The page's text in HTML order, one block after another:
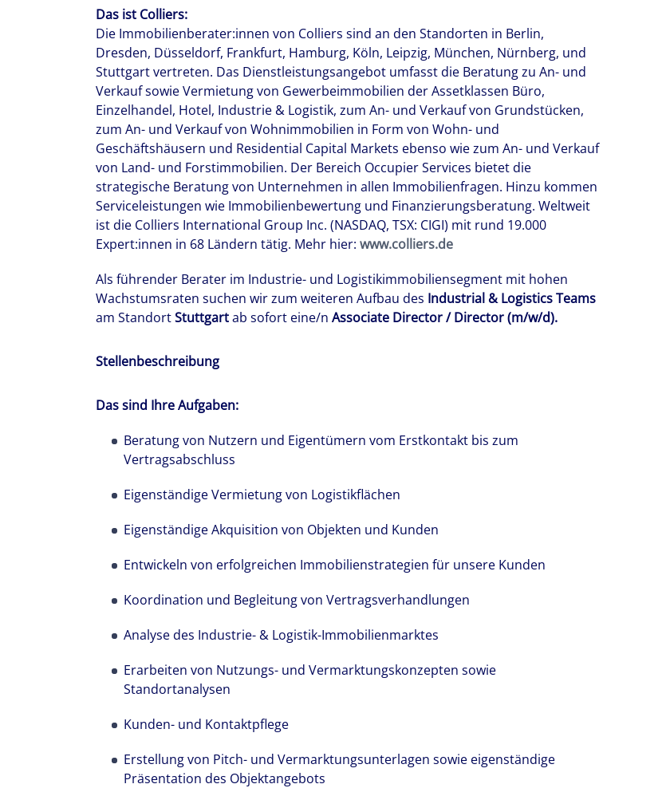
Das ist Colliers:
Die Immobilienberater:innen von Colliers sind an den Standorten in Berlin,
Dresden, Düsseldorf, Frankfurt, Hamburg, Köln, Leipzig, München, Nürnberg, und
Stuttgart vertreten. Das Dienstleistungsangebot umfasst die Beratung zu An- und
Verkauf sowie Vermietung von Gewerbeimmobilien der Assetklassen Büro,
Einzelhandel, Hotel, Industrie & Logistik, zum An- und Verkauf von Grundstücken,
zum An- und Verkauf von Wohnimmobilien in Form von Wohn- und
Geschäftshäusern und Residential Capital Markets ebenso wie zum An- und Verkauf
von Land- und Forstimmobilien. Der Bereich Occupier Services bietet die
strategische Beratung von Unternehmen in allen Immobilienfragen. Hinzu kommen
Serviceleistungen wie Immobilienbewertung und Finanzierungsberatung. Weltweit
ist die Colliers International Group Inc. (NASDAQ, TSX: CIGI) mit rund 19.000
Expert:innen in 68 Ländern tätig. Mehr hier: www.colliers.de
Als führender Berater im Industrie- und Logistikimmobiliensegment mit hohen
Wachstumsraten suchen wir zum weiteren Aufbau des Industrial & Logistics Teams
am StandortStuttgartab sofort eine/n Associate Director / Director (m/w/d).
Stellenbeschreibung
Das sind Ihre Aufgaben:
Beratung von Nutzern und Eigentümern vom Erstkontakt bis zum
Vertragsabschluss
Eigenständige Vermietung von Logistikflächen
Eigenständige Akquisition von Objekten und Kunden
Entwickeln von erfolgreichen Immobilienstrategien für unsere Kunden
Koordination und Begleitung von Vertragsverhandlungen
Analyse des Industrie- & Logistik-Immobilienmarktes
Erarbeiten von Nutzungs- und Vermarktungskonzepten sowie
Standortanalysen
Kunden- und Kontaktpflege
Erstellung von Pitch- und Vermarktungsunterlagen sowie eigenständige
Präsentation des Objektangebots